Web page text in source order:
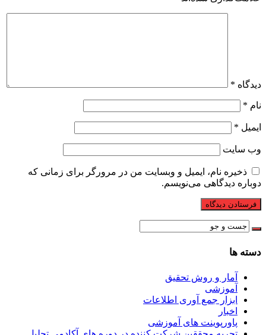
دیدگاه *
نام *
ایمیل *
وب‌ سایت
ذخیره نام، ایمیل و وبسایت من در مرورگر برای زمانی که
دوباره دیدگاهی می‌نویسم.
دسته ها
آمار و روش تحقیق
آموزشی
ابزار جمع آوری اطلاعات
اخبار
پاورپوینت های آموزشی